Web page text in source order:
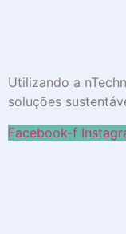
Utilizando a
soluções
Facebook-f